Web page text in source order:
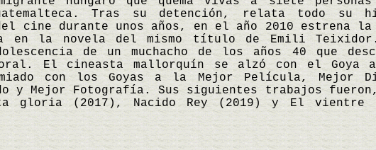
Tras su detención, relata todo su
cine durante unos años, en el año 2010 estrena la
en la novela del mismo título de Emili
de un muchacho de los años 40 que
El cineasta mallorquín se alzó con el Goya
con los Goyas a la Mejor Película, Mejor
y Mejor Fotografía. Sus siguientes trabajos
gloria (2017), Nacido Rey (2019) y El vientre